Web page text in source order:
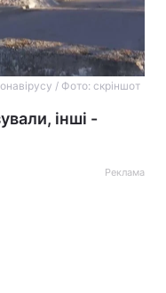
/ Фото: скріншот
інші -
Реклама